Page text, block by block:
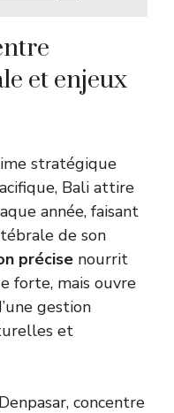
et enjeux
stratégique
Bali attire
année, faisant
de son
précise nourrit
forte, mais ouvre
gestion
et
concentre